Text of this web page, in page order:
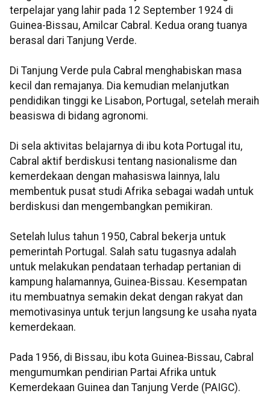
terpelajar yang lahir pada 12 September 1924 di
Guinea-Bissau, Amilcar Cabral. Kedua orang tuanya
berasal dari Tanjung Verde.
Di Tanjung Verde pula Cabral menghabiskan masa
kecil dan remajanya. Dia kemudian melanjutkan
pendidikan tinggi ke Lisabon, Portugal, setelah meraih
beasiswa di bidang agronomi.
Di sela aktivitas belajarnya di ibu kota Portugal itu,
Cabral aktif berdiskusi tentang nasionalisme dan
kemerdekaan dengan mahasiswa lainnya, lalu
membentuk pusat studi Afrika sebagai wadah untuk
berdiskusi dan mengembangkan pemikiran.
Setelah lulus tahun 1950, Cabral bekerja untuk
pemerintah Portugal. Salah satu tugasnya adalah
untuk melakukan pendataan terhadap pertanian di
kampung halamannya, Guinea-Bissau. Kesempatan
itu membuatnya semakin dekat dengan rakyat dan
memotivasinya untuk terjun langsung ke usaha nyata
kemerdekaan.
Pada 1956, di Bissau, ibu kota Guinea-Bissau, Cabral
mengumumkan pendirian Partai Afrika untuk
Kemerdekaan Guinea dan Tanjung Verde (PAIGC).